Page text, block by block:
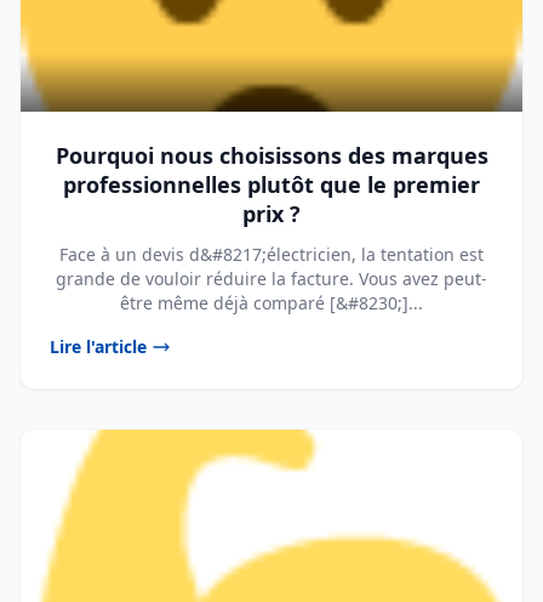
Pourquoi nous choisissons des marques
professionnelles plutôt que le premier
prix ?
Face à un devis d&#8217;électricien, la tentation est
grande de vouloir réduire la facture. Vous avez peut-
être même déjà comparé [&#8230;]...
Lire l'article